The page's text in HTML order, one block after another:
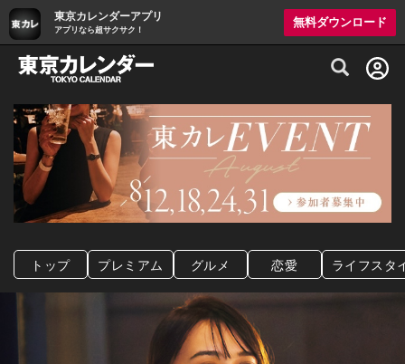
東京カレンダーアプリ
アプリなら超サクサク！
無料ダウンロード
グルメ情報・プレミアムレストラン予約
トップ プレミアム グルメ 恋愛 ライフスタ